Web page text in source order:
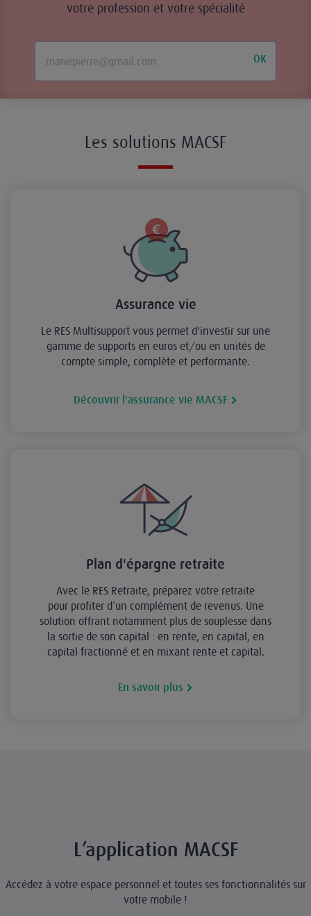
votre profession et votre spécialité
OK
Les solutions MACSF
Assurance vie
Le RES Multisupport vous permet d'investir sur une
gamme de supports en euros et/ou en unités de
compte simple, complète et performante.
Découvrir l'assurance vie MACSF
Plan d'épargne retraite
Avec le RES Retraite, préparez votre retraite
pour profiter d’un complément de revenus. Une
solution offrant notamment plus de souplesse dans
la sortie de son capital : en rente, en capital, en
capital fractionné et en mixant rente et capital.
En savoir plus
L’application MACSF
Accédez à votre espace personnel et toutes ses fonctionnalités sur
votre mobile !